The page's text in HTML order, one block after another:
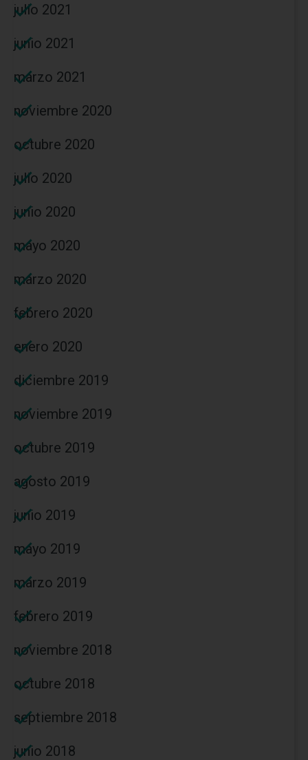
julio 2021
junio 2021
marzo 2021
noviembre 2020
octubre 2020
julio 2020
junio 2020
mayo 2020
marzo 2020
febrero 2020
enero 2020
diciembre 2019
noviembre 2019
octubre 2019
agosto 2019
junio 2019
mayo 2019
marzo 2019
febrero 2019
noviembre 2018
octubre 2018
septiembre 2018
junio 2018